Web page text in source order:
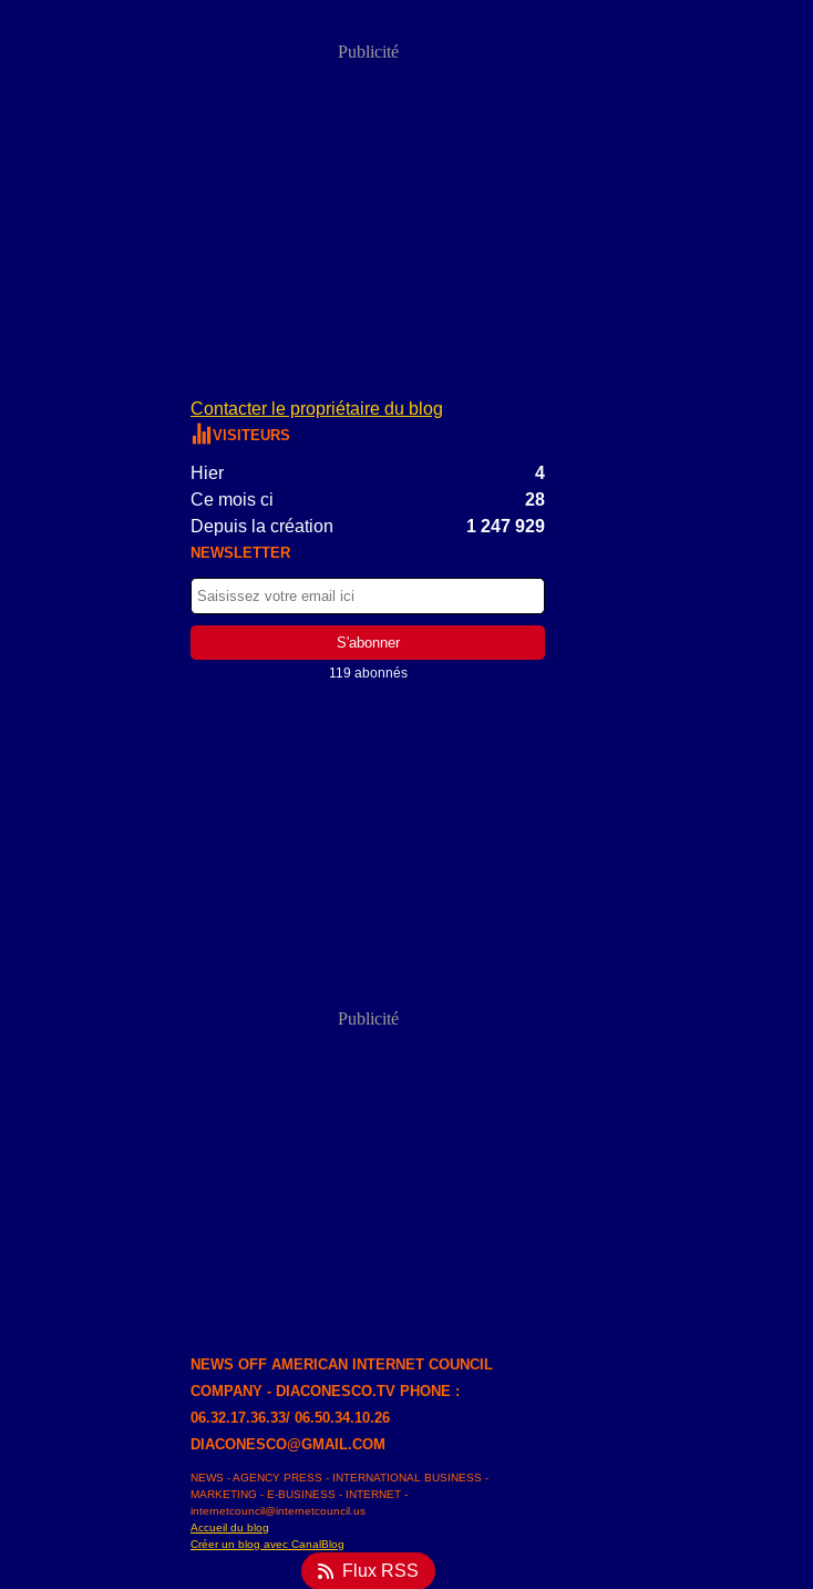
Publicité
Contacter le propriétaire du blog
VISITEURS
Hier
4
Ce mois ci
28
Depuis la création
1 247 929
NEWSLETTER
119 abonnés
Publicité
NEWS OFF AMERICAN INTERNET COUNCIL
COMPANY - DIACONESCO.TV PHONE :
06.32.17.36.33/ 06.50.34.10.26
DIACONESCO@GMAIL.COM
NEWS - AGENCY PRESS - INTERNATIONAL BUSINESS -
MARKETING - E-BUSINESS - INTERNET -
internetcouncil@internetcouncil.us
Accueil du blog
Créer un blog avec CanalBlog
Flux RSS